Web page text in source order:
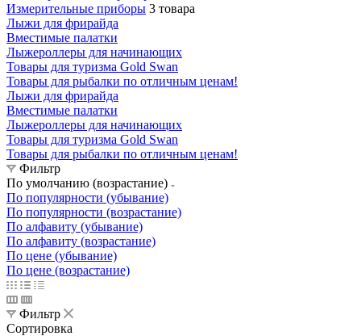
Измерительные приборы 3 товара
Лыжи для фрирайда
Вместимые палатки
Лыжероллеры для начинающих
Товары для туризма Gold Swan
Товары для рыбалки по отличным ценам!
Лыжи для фрирайда
Вместимые палатки
Лыжероллеры для начинающих
Товары для туризма Gold Swan
Товары для рыбалки по отличным ценам!
Фильтр
По умолчанию (возрастание)
По популярности (убывание)
По популярности (возрастание)
По алфавиту (убывание)
По алфавиту (возрастание)
По цене (убывание)
По цене (возрастание)
Фильтр
Сортировка